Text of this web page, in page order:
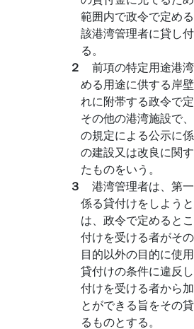
範囲内で政令で定め
該港湾管理者に貸し
る。
２ 前項の特定用途港
める用途に供する岸
れに附帯する政令で
その他の港湾施設で
の規定による公示に
の建設又は改良に関
たものをいう。
３ 港湾管理者は、第
係る貸付けをしよう
は、政令で定めると
付けを受ける者がそ
目的以外の目的に使
貸付けの条件に違反
付けを受ける者から
とができる旨をその
るものとする。